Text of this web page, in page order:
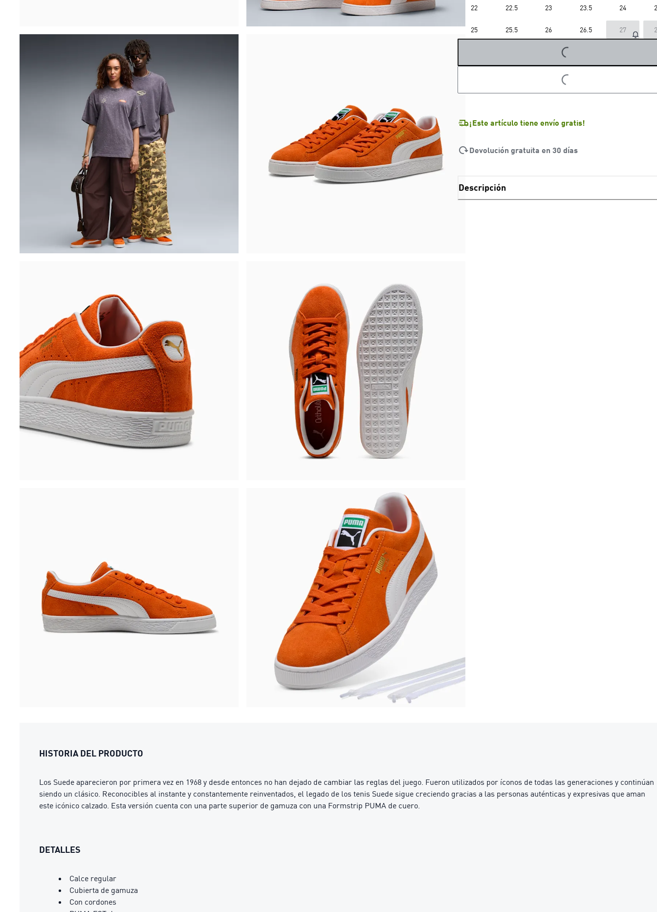
22 22.5 23 23.5 24
25 25.5 26 26.5 27
LOADING...
LOADING...
¡Este artículo tiene envío gratis!
Devolución gratuita en 30 días
Descripción
HISTORIA DEL PRODUCTO
Los Suede aparecieron por primera vez en 1968 y desde entonces no han dejado de cambiar las reglas del juego. Fueron utilizados por íconos de todas las generaciones y continúan
siendo un clásico. Reconocibles al instante y constantemente reinventados, el legado de los tenis Suede sigue creciendo gracias a las personas auténticas y expresivas que aman
este icónico calzado. Esta versión cuenta con una parte superior de gamuza con una Formstrip PUMA de cuero.
DETALLES
Calce regular
Cubierta de gamuza
Con cordones